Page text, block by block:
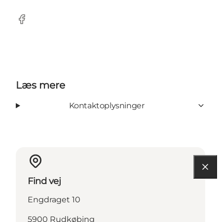
Facebook
Læs mere
Kontaktoplysninger
Find vej
Engdraget 10
5900 Rudkøbing